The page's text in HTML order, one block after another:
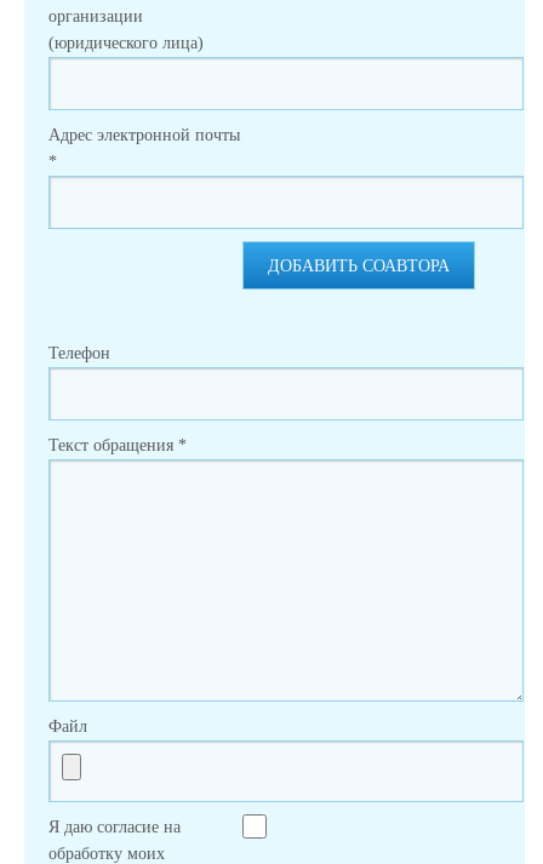
организации
(юридического лица)
Адрес электронной почты
*
ДОБАВИТЬ СОАВТОРА
Телефон
Текст обращения *
Файл
Я даю согласие на
обработку моих